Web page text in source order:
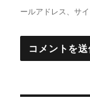
ールアドレス、サイ